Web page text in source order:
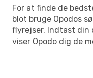
For at finde de
blot bruge Opodos
flyrejser. Indtast din
viser Opodo dig de